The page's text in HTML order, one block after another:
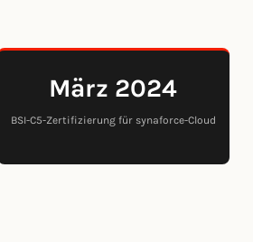
März 2024
BSI-C5-Zertifizierung für synaforce-Cloud